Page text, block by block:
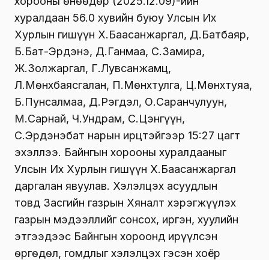
хуралдаан 56.0 хувийн буюу Улсын Их
Хурлын гишүүн Х.Баасанжаргал, Д.Батбаяр,
Б.Бат-Эрдэнэ, Д.Ганмаа, С.Замира,
Ж.Золжаргал, Г.Лувсанжамц,
Л.Мөнхбаясгалан, П.Мөнхтулга, Ц.Мөнхтуяа,
Б.Пунсалмаа, Д.Рэгдэл, О.Саранчулуун,
М.Сарнай, Ч.Ундрам, С.Цэнгүүн,
С.Эрдэнэбат нарын ирцтэйгээр 15:27 цагт
эхэллээ. Байнгын хорооны хуралдааныг
Улсын Их Хурлын гишүүн Х.Баасанжаргал
даргалан явуулав. Хэлэлцэх асуудлын
товд Засгийн газрын Хяналт хэрэгжүүлэх
газрын мэдээллийг сонсох, иргэн, хуулийн
этгээдээс Байнгын хороонд ирүүлсэн
өргөдөл, гомдлыг хэлэлцэх гэсэн хоёр